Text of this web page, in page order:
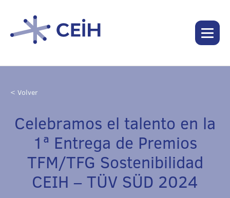
< Volver
Celebramos el talento en la
1ª Entrega de Premios
TFM/TFG Sostenibilidad
CEIH – TÜV SÜD 2024